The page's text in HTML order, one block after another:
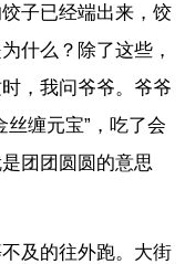
子已经端出来，饺
什么？除了这些，
，我问爷爷。爷爷
缠元宝”，吃了会
团团圆圆的意思
及的往外跑。大街